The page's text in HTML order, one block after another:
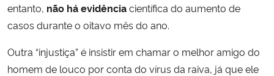
entanto, não há evidênciacientífica do aumento de
casos durante o oitavo mês do ano.
Outra “injustiça” é insistir em chamar o melhor amigo do
homem de louco por conta do vírus da raiva, já que ele